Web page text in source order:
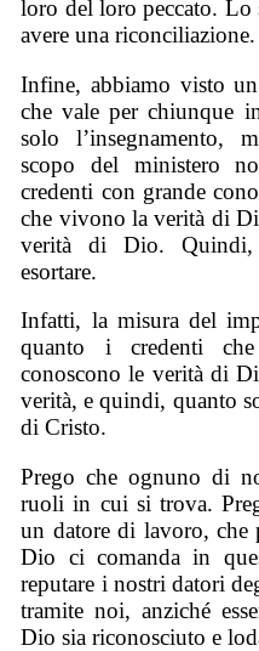
loro del loro peccato. Lo
avere una riconciliazione.
Infine, abbiamo visto
che vale per chiunque
solo l’insegnamento,
scopo del ministero
credenti con grande
che vivono la verità di
verità di Dio. Quindi,
esortare.
Infatti, la misura del
quanto i credenti che
conoscono le verità di
verità, e quindi, quanto
di Cristo.
Prego che ognuno di
ruoli in cui si trova.
un datore di lavoro, che
Dio ci comanda in
reputare i nostri datori
tramite noi, anziché
Dio sia riconosciuto e